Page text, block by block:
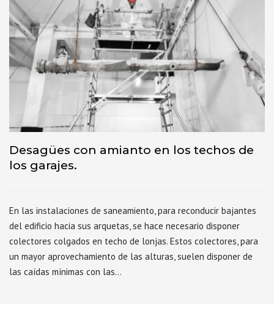
Desagües con amianto en los techos de
los garajes.
En las instalaciones de saneamiento, para reconducir bajantes
del edificio hacia sus arquetas, se hace necesario disponer
colectores colgados en techo de lonjas. Estos colectores, para
un mayor aprovechamiento de las alturas, suelen disponer de
las caídas mínimas con las…